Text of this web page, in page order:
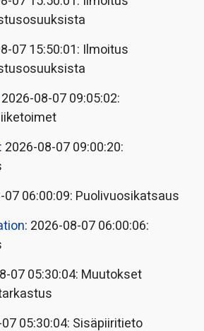
07 15:50:01: Ilmoitus
08-07 09:05:02:
: 2026-08-07 09:00:20:
07 06:00:09: Puolivuosikatsaus
: 2026-08-07 06:00:06:
07 05:30:04: Muutokset
05:30:04: Sisäpiiritieto